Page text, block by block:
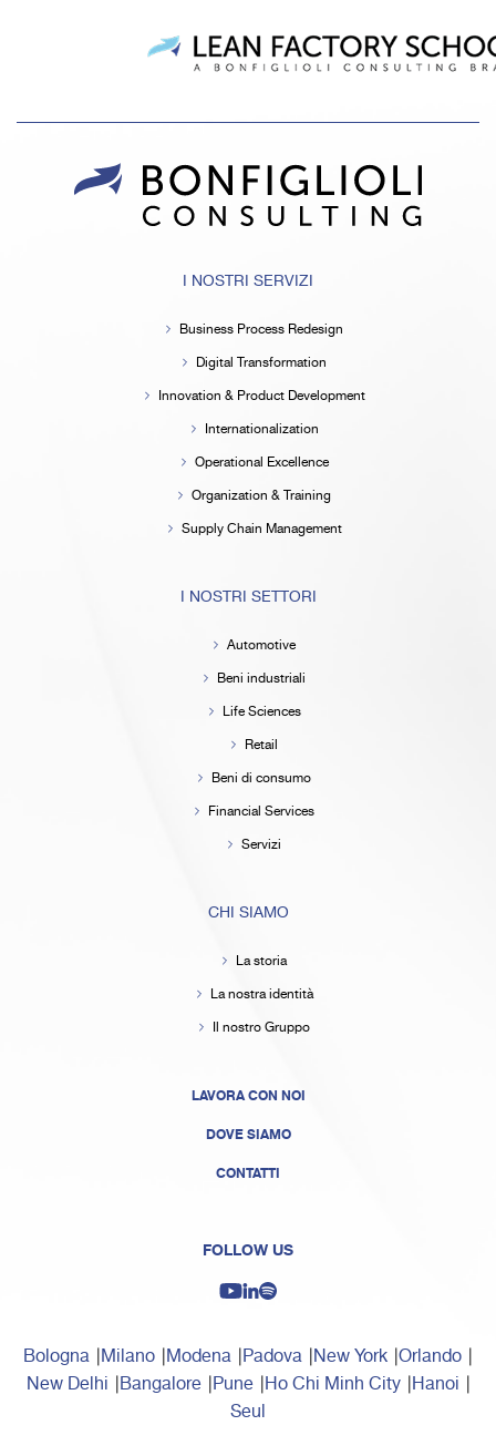
I NOSTRI SERVIZI
Business Process Redesign
Digital Transformation
Innovation & Product Development
Internationalization
Operational Excellence
Organization & Training
Supply Chain Management
I NOSTRI SETTORI
Automotive
Beni industriali
Life Sciences
Retail
Beni di consumo
Financial Services
Servizi
CHI SIAMO
La storia
La nostra identità
Il nostro Gruppo
LAVORA CON NOI
DOVE SIAMO
CONTATTI
FOLLOW US
Bologna Milano Modena Padova New York Orlando
New Delhi Bangalore Pune Ho Chi Minh City Hanoi
Seul